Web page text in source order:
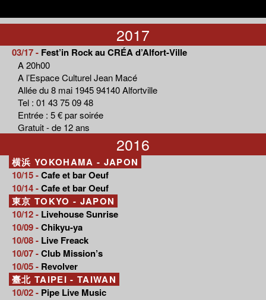
2017
03/17 - Fest’in Rock au CRÉA d’Alfort-Ville
A 20h00
A l’Espace Culturel Jean Macé
Allée du 8 mai 1945 94140 Alfortville
Tel : 01 43 75 09 48
Entrée : 5 € par soirée
Gratuit - de 12 ans
2016
横浜 YOKOHAMA - JAPON
10/15 -Cafe et bar Oeuf
10/14 -Cafe et bar Oeuf
東京 TOKYO - JAPON
10/12 - Livehouse Sunrise
10/09 -Chikyu-ya
10/08 - Live Freack
10/07 -Club Mission’s
10/05 - Revolver
臺北 TAIPEI - TAIWAN
10/02 - Pipe Live Music